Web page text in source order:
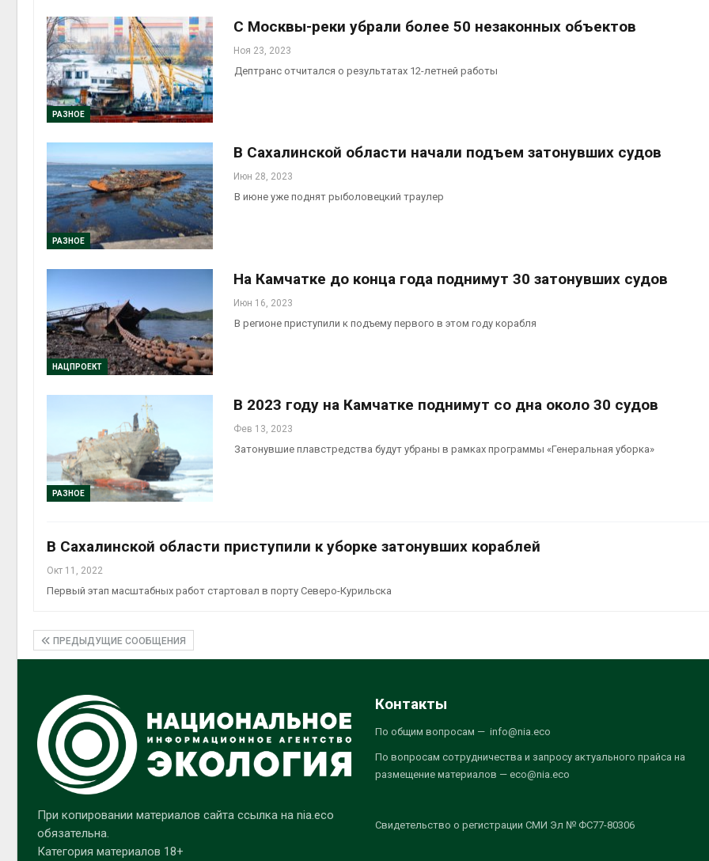
РАЗНОЕ
С Москвы-реки убрали более 50 незаконных объектов
Ноя 23, 2023
Дептранс отчитался о результатах 12-летней работы
РАЗНОЕ
В Сахалинской области начали подъем затонувших судов
Июн 28, 2023
В июне уже поднят рыболовецкий траулер
НАЦПРОЕКТ
На Камчатке до конца года поднимут 30 затонувших судов
Июн 16, 2023
В регионе приступили к подъему первого в этом году корабля
РАЗНОЕ
В 2023 году на Камчатке поднимут со дна около 30 судов
Фев 13, 2023
Затонувшие плавстредства будут убраны в рамках программы «Генеральная уборка»
В Сахалинской области приступили к уборке затонувших кораблей
Окт 11, 2022
Первый этап масштабных работ стартовал в порту Северо-Курильска
ПРЕДЫДУЩИЕ СООБЩЕНИЯ
При копировании материалов сайта ссылка на nia.eco
обязательна.
Категория материалов 18+
Контакты
По общим вопросам — info@nia.eco
По вопросам сотрудничества и запросу актуального прайса на
размещение материалов — eco@nia.eco
Свидетельство о регистрации СМИ Эл № ФС77-80306